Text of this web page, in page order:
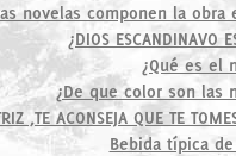
novelas componen la
¿DIOS ESCANDINAVO
¿Qué es el
¿De que color son las
,TE ACONSEJA QUE TE
Bebida típica